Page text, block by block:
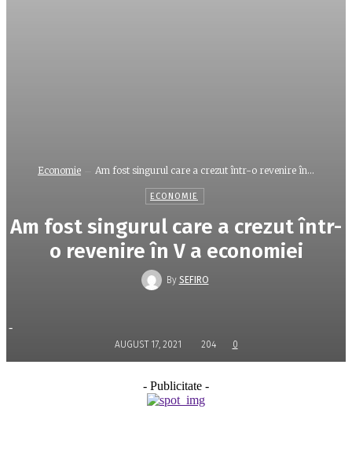
Economie Am fost singurul care a crezut într-o revenire în...
ECONOMIE
Am fost singurul care a crezut într-
o revenire în V a economiei
By SEFIRO
-
AUGUST 17, 2021 204 0
- Publicitate -